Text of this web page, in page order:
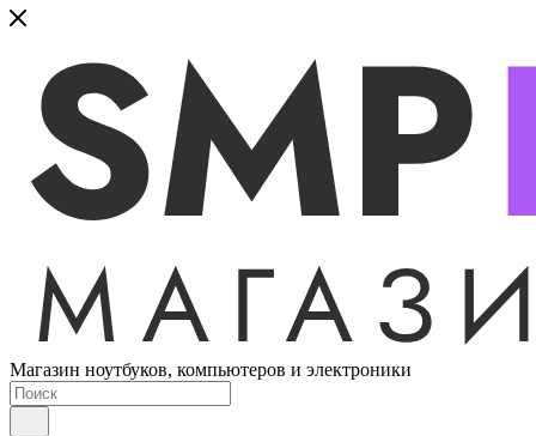
Магазин ноутбуков, компьютеров и электроники